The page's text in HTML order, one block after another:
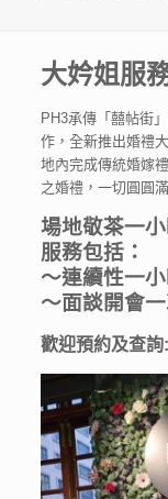
大妗姐服
PH3承傳「囍帖街
作，全新推出婚禮
地內完成傳統婚嫁
之婚禮，一切圓圓
場地敬茶一
服務包括：
～連續性一
～面談開會
歡迎預約及查